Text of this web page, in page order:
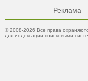
Реклама
© 2008-2026 Все права
для индексации поисковыми